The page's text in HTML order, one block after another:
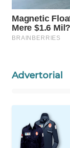
Advertorial
WAHANA
KONSUMEN
WAHANA
WAHANA
TV